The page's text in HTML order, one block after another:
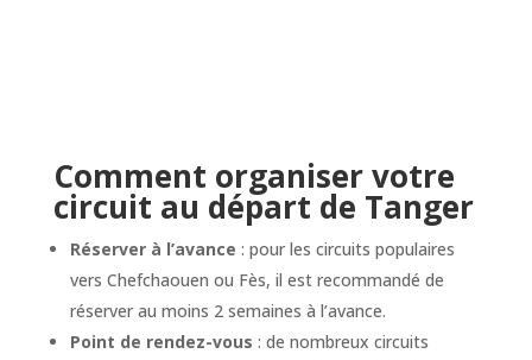
Comment organiser votre
circuit au départ de Tanger
Réserver à l’avance : pour les circuits populaires
vers Chefchaouen ou Fès, il est recommandé de
réserver au moins 2 semaines à l’avance.
Point de rendez-vous : de nombreux circuits